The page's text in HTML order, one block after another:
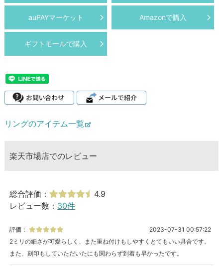
auPAYマーケット Amazonで購入
ギフトモールで購入
リングのアイテム一覧
楽天市場店でのレビュー
総合評価：
4.9
レビュー数： 30件
評価：
2023-07-31 00:57:22
2ミリの細さが可愛らしく、また重ね付けもしやすくとてもいい具合です。
また、刻印もしていただいたにも関わらず到着も早かったです。